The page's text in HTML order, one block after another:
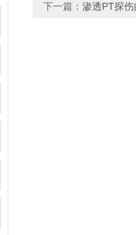
下一篇： 渗透PT探